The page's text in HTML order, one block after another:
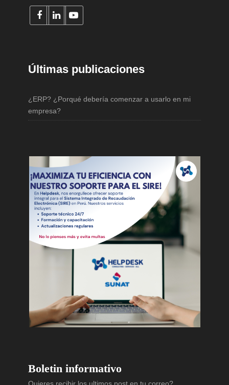
Últimas publicaciones
¿ERP? ¿Porqué debería comenzar a usarlo en mi
empresa?
Boletin informativo